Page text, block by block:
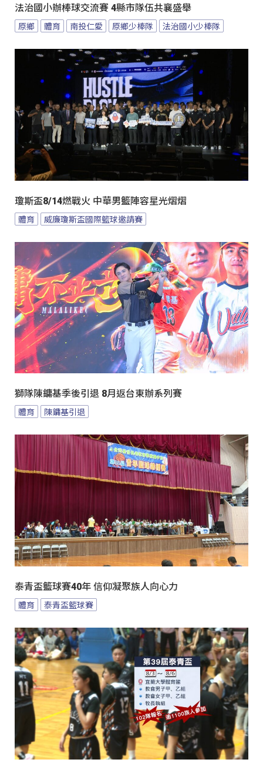
法治國小辦棒球交流賽 4縣市隊伍共襄盛舉
原鄉 體育 南投仁愛 原鄉少棒隊 法治國小少棒隊
瓊斯盃8/14燃戰火 中華男籃陣容星光熠熠
體育 威廉瓊斯盃國際籃球邀請賽
獅隊陳鏞基季後引退 8月返台東辦系列賽
體育 陳鏞基引退
泰青盃籃球賽40年 信仰凝聚族人向心力
體育 泰青盃籃球賽